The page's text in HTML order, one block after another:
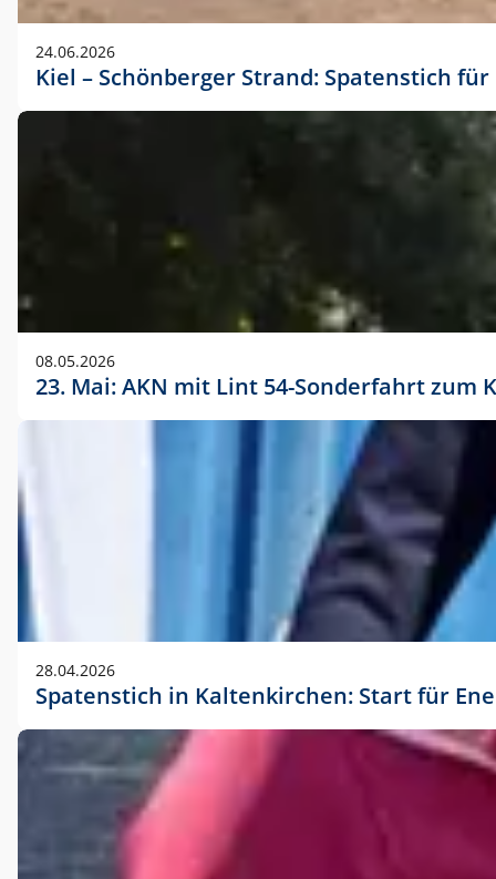
24.06.2026
Kiel – Schönberger Strand: Spatenstich
08.05.2026
23. Mai: AKN mit Lint 54-Sonderfahrt
28.04.2026
Spatenstich in Kaltenkirchen: Start für